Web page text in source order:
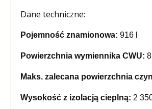
Dane techniczne:
Pojemność znamionowa: 916 l
Powierzchnia wymiennika CWU:
Maks. zalecana powierzchnia
Wysokość z izolacją cieplną: 2